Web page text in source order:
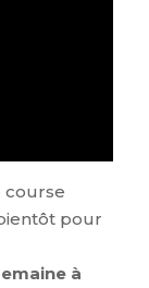
course
pour
à